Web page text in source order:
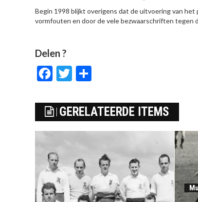
Begin 1998 blijkt overigens dat de uitvoering van
vormfouten en door de vele bezwaarschriften tegen
Delen ?
Facebook
Twitter
GERELATEERDE ITEMS